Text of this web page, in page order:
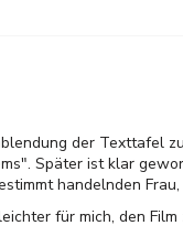
der Texttafel
Später ist klar
handelnden
für mich, den